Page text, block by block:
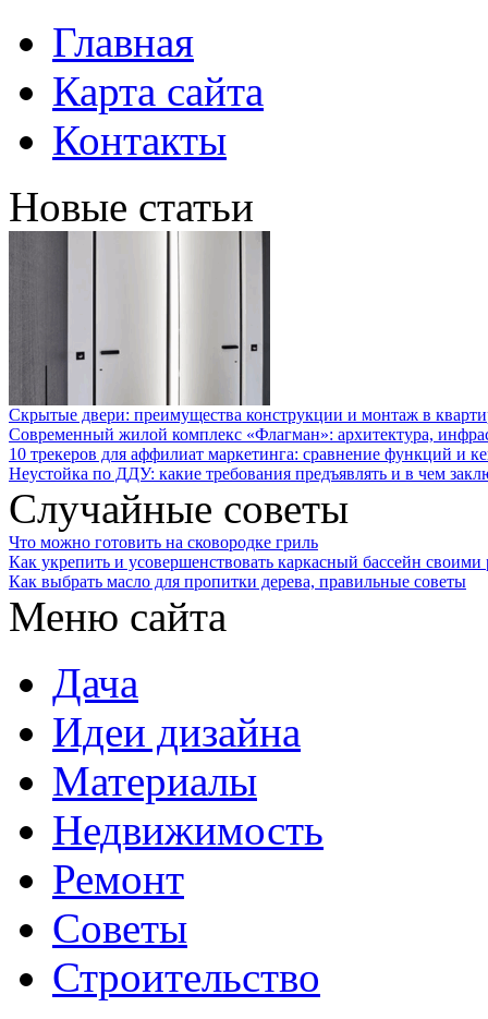
Главная
Карта сайта
Контакты
Новые статьи
Скрытые двери: преимущества конструкции и монтаж в
Современный жилой комплекс «Флагман»: архитектура,
10 трекеров для аффилиат маркетинга: сравнение функций и
Неустойка по ДДУ: какие требования предъявлять и в чем
Случайные советы
Что можно готовить на сковородке гриль
Как укрепить и усовершенствовать каркасный бассейн своими
Как выбрать масло для пропитки дерева, правильные советы
Меню сайта
Дача
Идеи дизайна
Материалы
Недвижимость
Ремонт
Советы
Строительство